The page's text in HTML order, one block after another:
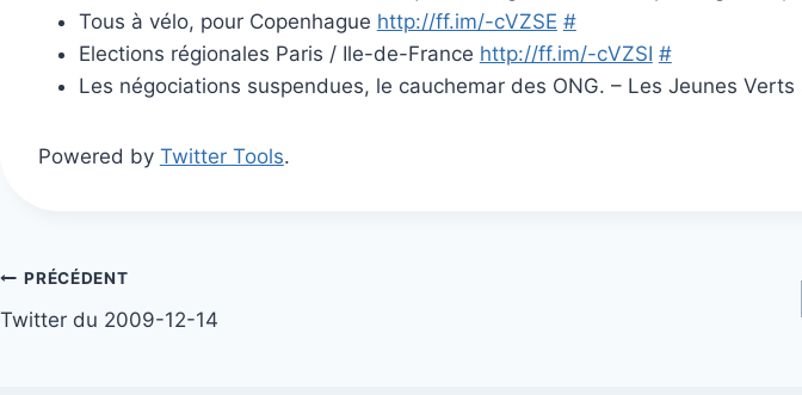
Tous à vélo, pour Copenhague http://ff.im/-cVZSE #
Elections régionales Paris / Ile-de-France http://ff.im/-cVZSI #
Les négociations suspendues, le cauchemar des ONG. – Les Jeunes
Powered by Twitter Tools.
Navigation
de
PRÉCÉDENT
Twitter du 2009-12-14